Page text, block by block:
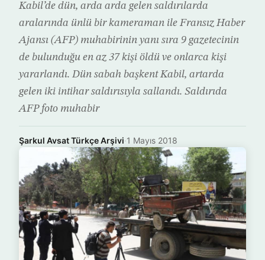
Kabil’de dün, arda arda gelen saldırılarda
aralarında ünlü bir kameraman ile Fransız Haber
Ajansı (AFP) muhabirinin yanı sıra 9 gazetecinin
de bulunduğu en az 37 kişi öldü ve onlarca kişi
yararlandı. Dün sabah başkent Kabil, artarda
gelen iki intihar saldırısıyla sallandı. Saldırıda
AFP foto muhabir
Şarkul Avsat Türkçe Arşivi·1 Mayıs 2018